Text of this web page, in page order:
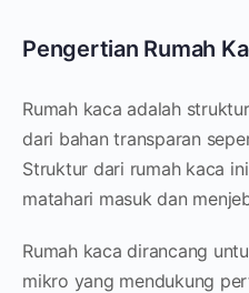
Pengertian Rumah
Rumah kaca adalah
dari bahan transparan
Struktur dari rumah kaca
matahari masuk dan
Rumah kaca dirancang
mikro yang mendukung